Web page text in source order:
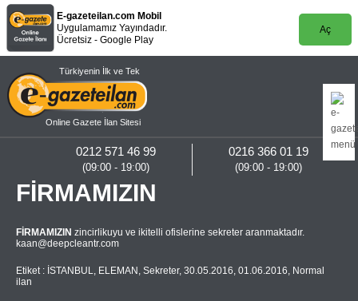
E-gazeteilan.com Mobil
Uygulamamız Yayındadır.
Ücretsiz - Google Play
Aç
Türkiyenin İlk ve Tek
Online Gazete İlan Sitesi
0216 366 01 19
(09:00 - 19:00)
0212 571 46 99
(09:00 - 19:00)
FİRMAMIZIN
FİRMAMIZIN zincirlikuyu ve ikitelli ofislerine sekreter aranmaktadır.
kaan@deepcleantr.com
Etiket : İSTANBUL, ELEMAN , Sekreter, 30.05.2016, 01.06.2016, Normal
ilan